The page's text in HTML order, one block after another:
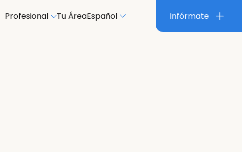
Profesional Tu ÁreaEspañol Infórmate